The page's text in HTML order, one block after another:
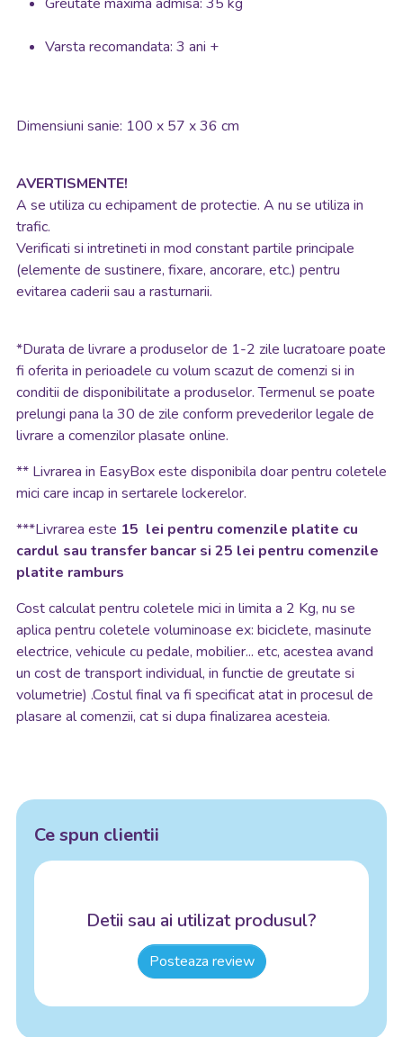
Varsta recomandata: 3 ani +
Dimensiuni sanie: 100 x 57 x 36 cm
AVERTISMENTE!
A se utiliza cu echipament de protectie. A nu se utiliza in
trafic.
Verificati si intretineti in mod constant partile principale
(elemente de sustinere, fixare, ancorare, etc.) pentru
evitarea caderii sau a rasturnarii.
*Durata de livrare a produselor de 1-2 zile lucratoare poate
fi oferita in perioadele cu volum scazut de comenzi si in
conditii de disponibilitate a produselor. Termenul se poate
prelungi pana la 30 de zile conform prevederilor legale de
livrare a comenzilor plasate online.
** Livrarea in EasyBox este disponibila doar pentru coletele
mici care incap in sertarele lockerelor.
***Livrarea este 15 lei pentru comenzile platite cu
cardul sau transfer bancar si 25 lei pentru comenzile
platite ramburs
Cost calculat pentru coletele mici in limita a 2 Kg, nu se
aplica pentru coletele voluminoase ex: biciclete, masinute
electrice, vehicule cu pedale, mobilier... etc, acestea avand
un cost de transport individual, in functie de greutate si
volumetrie) .Costul final va fi specificat atat in procesul de
plasare al comenzii, cat si dupa finalizarea acesteia.
Ce spun clientii
Detii sau ai utilizat produsul?
Posteaza review